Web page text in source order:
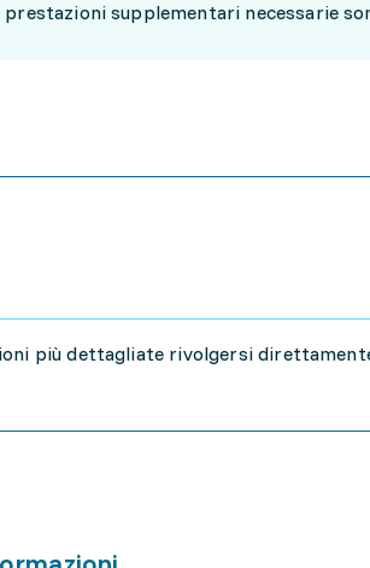
prestazioni supplementari necessarie
più dettagliate rivolgersi